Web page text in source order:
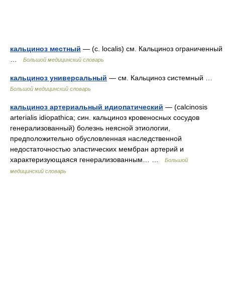
кальциноз местный — (с. localis) см. Кальциноз ограниченный
Большой медицинский словарь
кальциноз универсальный — см. Кальциноз системный …
Большой медицинский словарь
кальциноз артериальный идиопатический — (calcinosis
arterialis idiopathica; син. кальциноз кровеносных сосудов
генерализованный) болезнь неясной этиологии,
предположительно обусловленная наследственной
недостаточностью эластических мембран артерий и
характеризующаяся генерализованным… …
Большой
медицинский словарь